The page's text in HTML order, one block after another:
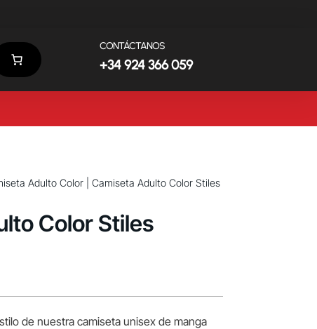
CONTÁCTANOS
+34 924 366 059
Adulto Color| Camiseta Adulto Color Stiles
Color Stiles
de nuestra camiseta unisex de manga